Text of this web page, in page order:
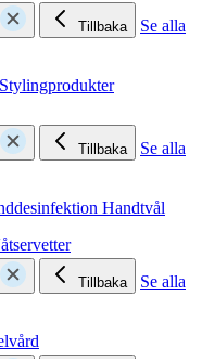
Tillbaka
Se alla
Stylingprodukter
Tillbaka
Se alla
Handtvål
Tillbaka
Se alla